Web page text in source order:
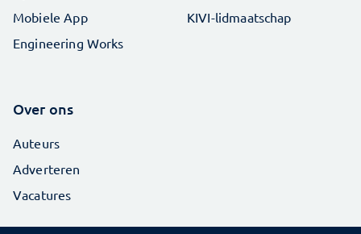
Mobiele App
Engineering Works
KIVI-lidmaatschap
Over ons
Auteurs
Adverteren
Vacatures